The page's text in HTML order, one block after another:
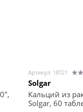
Артикул: 18721
Solgar
Кальций из
Solgar, 60